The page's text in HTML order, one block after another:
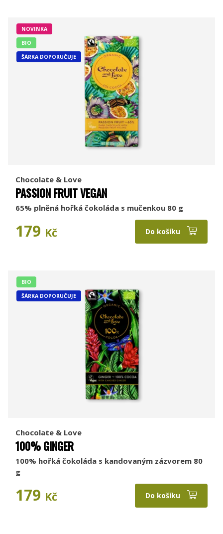
NOVINKA
BIO
ŠÁRKA DOPORUČUJE
Chocolate & Love
PASSION FRUIT VEGAN
65% plněná hořká čokoláda s mučenkou 80 g
179 Kč Do košíku
BIO
ŠÁRKA DOPORUČUJE
Chocolate & Love
100% GINGER
100% hořká čokoláda s kandovaným zázvorem 80
g
179 Kč Do košíku